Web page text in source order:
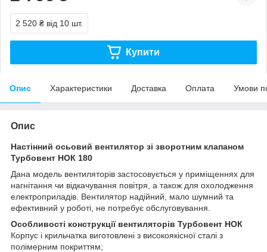
2 520 ₴ від 10 шт.
Купити
Опис Характеристики Доставка Оплата Умови
Опис
Настінний осьовий вентилятор зі зворотним клапаном
Турбовент НОК 180
Дана модель вентиляторів застосовується у приміщеннях для
нагнітання чи відкачування повітря, а також для охолодження
електроприладів. Вентилятор надійний, мало шумний та
ефективний у роботі, не потребує обслуговування.
Особливості конструкції вентиляторів Турбовент НОК
Корпус і крильчатка виготовлені з високоякісної сталі з
полімерним покриттям;